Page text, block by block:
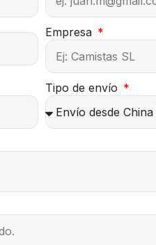
Empresa
Tipo de envío